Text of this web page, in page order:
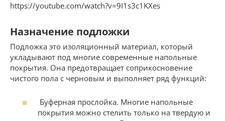
https://youtube.com/watch?v=9I1s3c1KXes
Назначение подложки
Подложка это изоляционный материал, который
укладывают под многие современные напольные
покрытия. Она предотвращает соприкосновение
чистого пола с черновым и выполняет ряд функций:
Буферная прослойка. Многие напольные
покрытия можно стелить только на твердую и